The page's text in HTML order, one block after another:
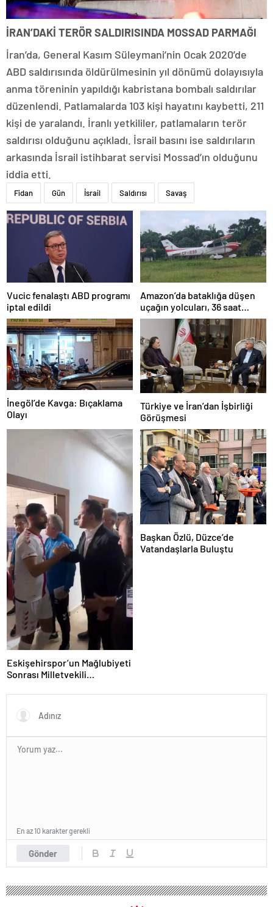
İRAN’DAKİ TERÖR SALDIRISINDA MOSSAD PARMAĞI
İran’da, General Kasım Süleymani’nin Ocak 2020’de
ABD saldırısında öldürülmesinin yıl dönümü dolayısıyla
anma töreninin yapıldığı kabristana bombalı saldırılar
düzenlendi. Patlamalarda 103 kişi hayatını kaybetti, 211
kişi de yaralandı. İranlı yetkililer, patlamaların terör
saldırısı olduğunu açıkladı. İsrail basını ise saldırıların
arkasında İsrail istihbarat servisi Mossad’ın olduğunu
iddia etti.
Fidan Gün İsrail Saldırısı Savaş
Vucic fenalaştı ABD programı
iptal edildi
Amazon’da bataklığa düşen
uçağın yolcuları, 36 saat
kurtarılmayı bekledi
İnegöl’de Kavga: Bıçaklama
Olayı
Türkiye ve İran’dan İşbirliği
Görüşmesi
Eskişehirspor’un Mağlubiyeti
Sonrası Milletvekili
Başkan Özlü, Düzce’de
Vatandaşlarla Buluştu
Gönder
En az 10 karakter gerekli